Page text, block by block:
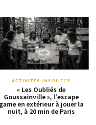
ACTIVITÉS INSOLITES
« Les Oubliés de
Goussainville », l'escape
game en extérieur à jouer la
nuit, à 20 min de Paris